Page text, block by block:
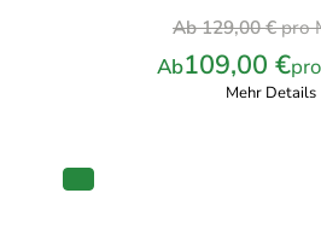
Ab129,00€pro
Preis
war:
Ab109,00 €
Mehr Details
PRODUKT